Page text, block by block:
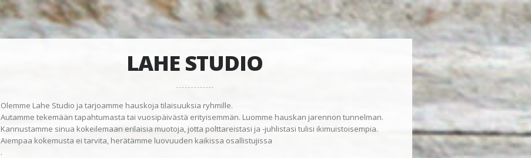
LAHE STUDIO
Olemme Lahe Studio ja tarjoamme hauskoja tilaisuuksia ryhmille.
Autamme tekemään tapahtumasta tai vuosipäivästä erityisemmän. Luomme hauskan jarennon tunnelman.
Kannustamme sinua kokeilemaan erilaisia muotoja, jotta polttareistasi ja -juhlistasi tulisi ikimuistoisempia.
Aiempaa kokemusta ei tarvita, herätämme luovuuden kaikissa osallistujissa
.